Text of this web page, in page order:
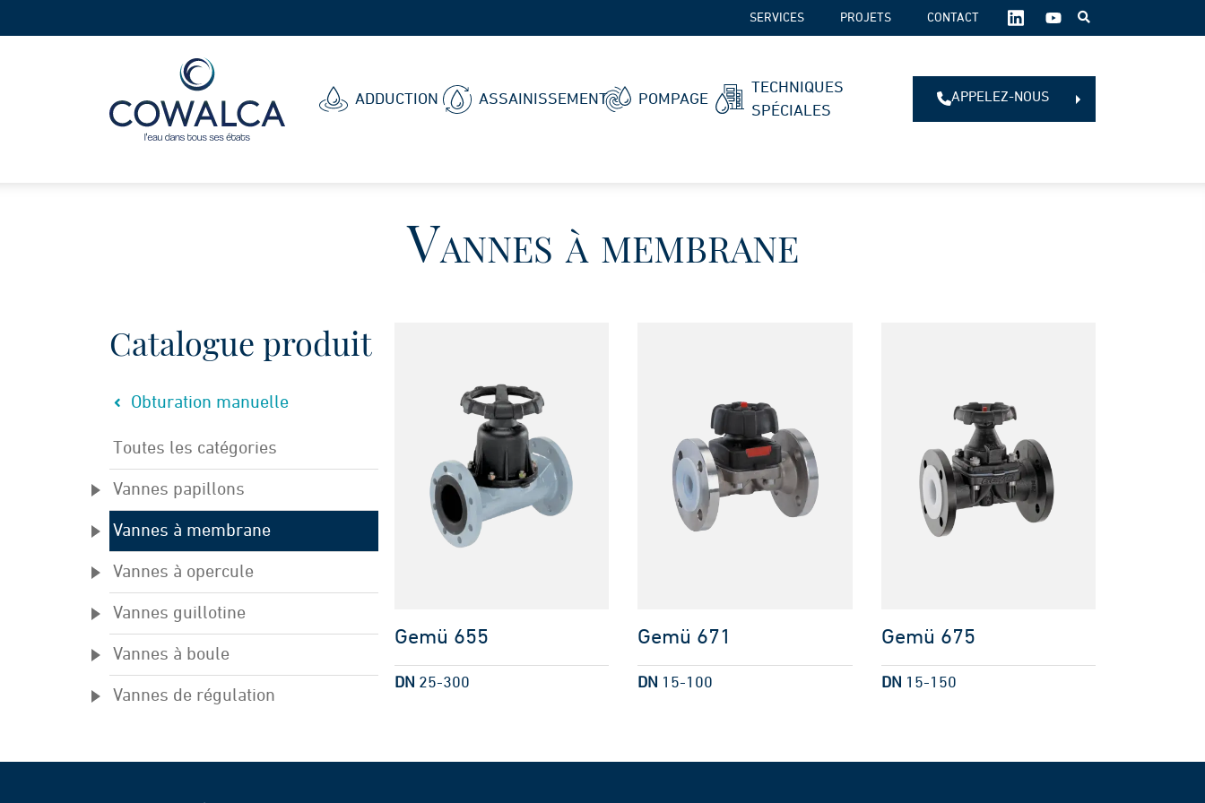
ADDUCTION ASSAINISSEMENT POMPAGE
TECHNIQUES
SPÉCIALES
SERVICES PROJETS CONTACT
SUIVEZ-
NOUS
APPELEZ-NOUS
Vannes à membrane
Catalogue produit
Obturation manuelle
Toutes les catégories
Vannes papillons
Vannes à membrane
Vannes à opercule
Vannes guillotine
Vannes à boule
Vannes de régulation
Gemü 655
DN 25-300
Gemü 671
DN 15-100
Gemü 675
DN 15-150